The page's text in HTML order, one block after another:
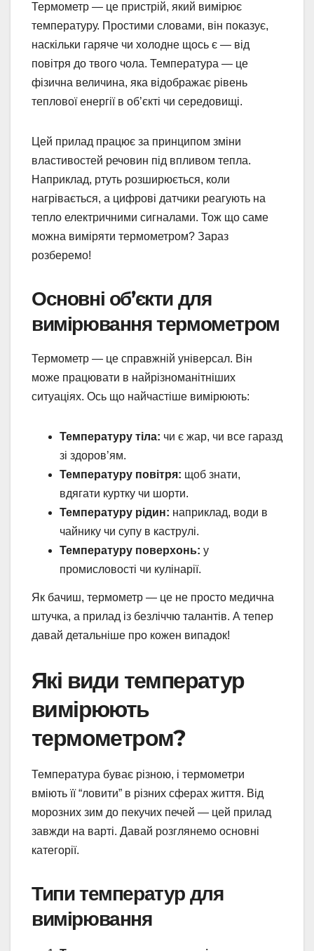
Термометр — це пристрій, який вимірює
температуру. Простими словами, він показує,
наскільки гаряче чи холодне щось є — від
повітря до твого чола. Температура — це
фізична величина, яка відображає рівень
теплової енергії в об’єкті чи середовищі.
Цей прилад працює за принципом зміни
властивостей речовин під впливом тепла.
Наприклад, ртуть розширюється, коли
нагрівається, а цифрові датчики реагують на
тепло електричними сигналами. Тож що саме
можна виміряти термометром? Зараз
розберемо!
Основні об’єкти для
вимірювання термометром
Термометр — це справжній універсал. Він
може працювати в найрізноманітніших
ситуаціях. Ось що найчастіше вимірюють:
Температуру тіла: чи є жар, чи все гаразд
зі здоров’ям.
Температуру повітря: щоб знати,
вдягати куртку чи шорти.
Температуру рідин: наприклад, води в
чайнику чи супу в каструлі.
Температуру поверхонь: у
промисловості чи кулінарії.
Як бачиш, термометр — це не просто медична
штучка, а прилад із безліччю талантів. А тепер
давай детальніше про кожен випадок!
Які види температур
вимірюють
термометром?
Температура буває різною, і термометри
вміють її “ловити” в різних сферах життя. Від
морозних зим до пекучих печей — цей прилад
завжди на варті. Давай розглянемо основні
категорії.
Типи температур для
вимірювання